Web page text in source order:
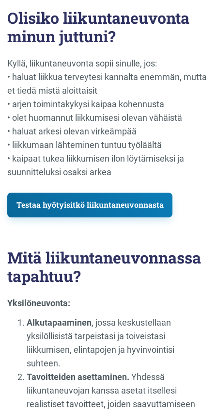
Olisiko liikuntaneuvonta
minun juttuni?
Kyllä, liikuntaneuvonta sopii sinulle, jos:
• haluat liikkua terveytesi kannalta enemmän, mutta
et tiedä mistä aloittaisit
• arjen toimintakykysi kaipaa kohennusta
• olet huomannut liikkumisesi olevan vähäistä
• haluat arkesi olevan virkeämpää
• liikkumaan lähteminen tuntuu työläältä
• kaipaat tukea liikkumisen ilon löytämiseksi ja
suunnitteluksi osaksi arkea
Testaa hyötyisitkö liikuntaneuvonnasta
Mitä liikuntaneuvonnassa
tapahtuu?
Yksilöneuvonta:
Alkutapaaminen, jossa keskustellaan
yksilöllisistä tarpeistasi ja toiveistasi
liikkumisen, elintapojen ja hyvinvointisi
suhteen.
Tavoitteiden asettaminen. Yhdessä
liikuntaneuvojan kanssa asetat itsellesi
realistiset tavoitteet, joiden saavuttamiseen